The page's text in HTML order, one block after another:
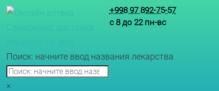
+998 97 892-75-57
с 8 до 22 пн-вс
Поиск: начните ввод названия лекарства
×